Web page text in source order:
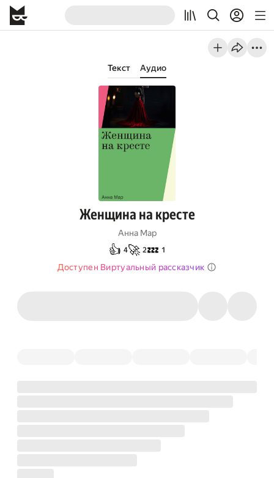
Текст Аудио
Женщина на кресте
Анна Мар
👍 4🚀 2💤 1
Доступен Виртуальный рассказчик